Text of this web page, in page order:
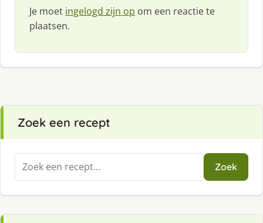
Je moet ingelogd zijn op om een reactie te
plaatsen.
Zoek een recept
Zoeken
naar:
Zoek